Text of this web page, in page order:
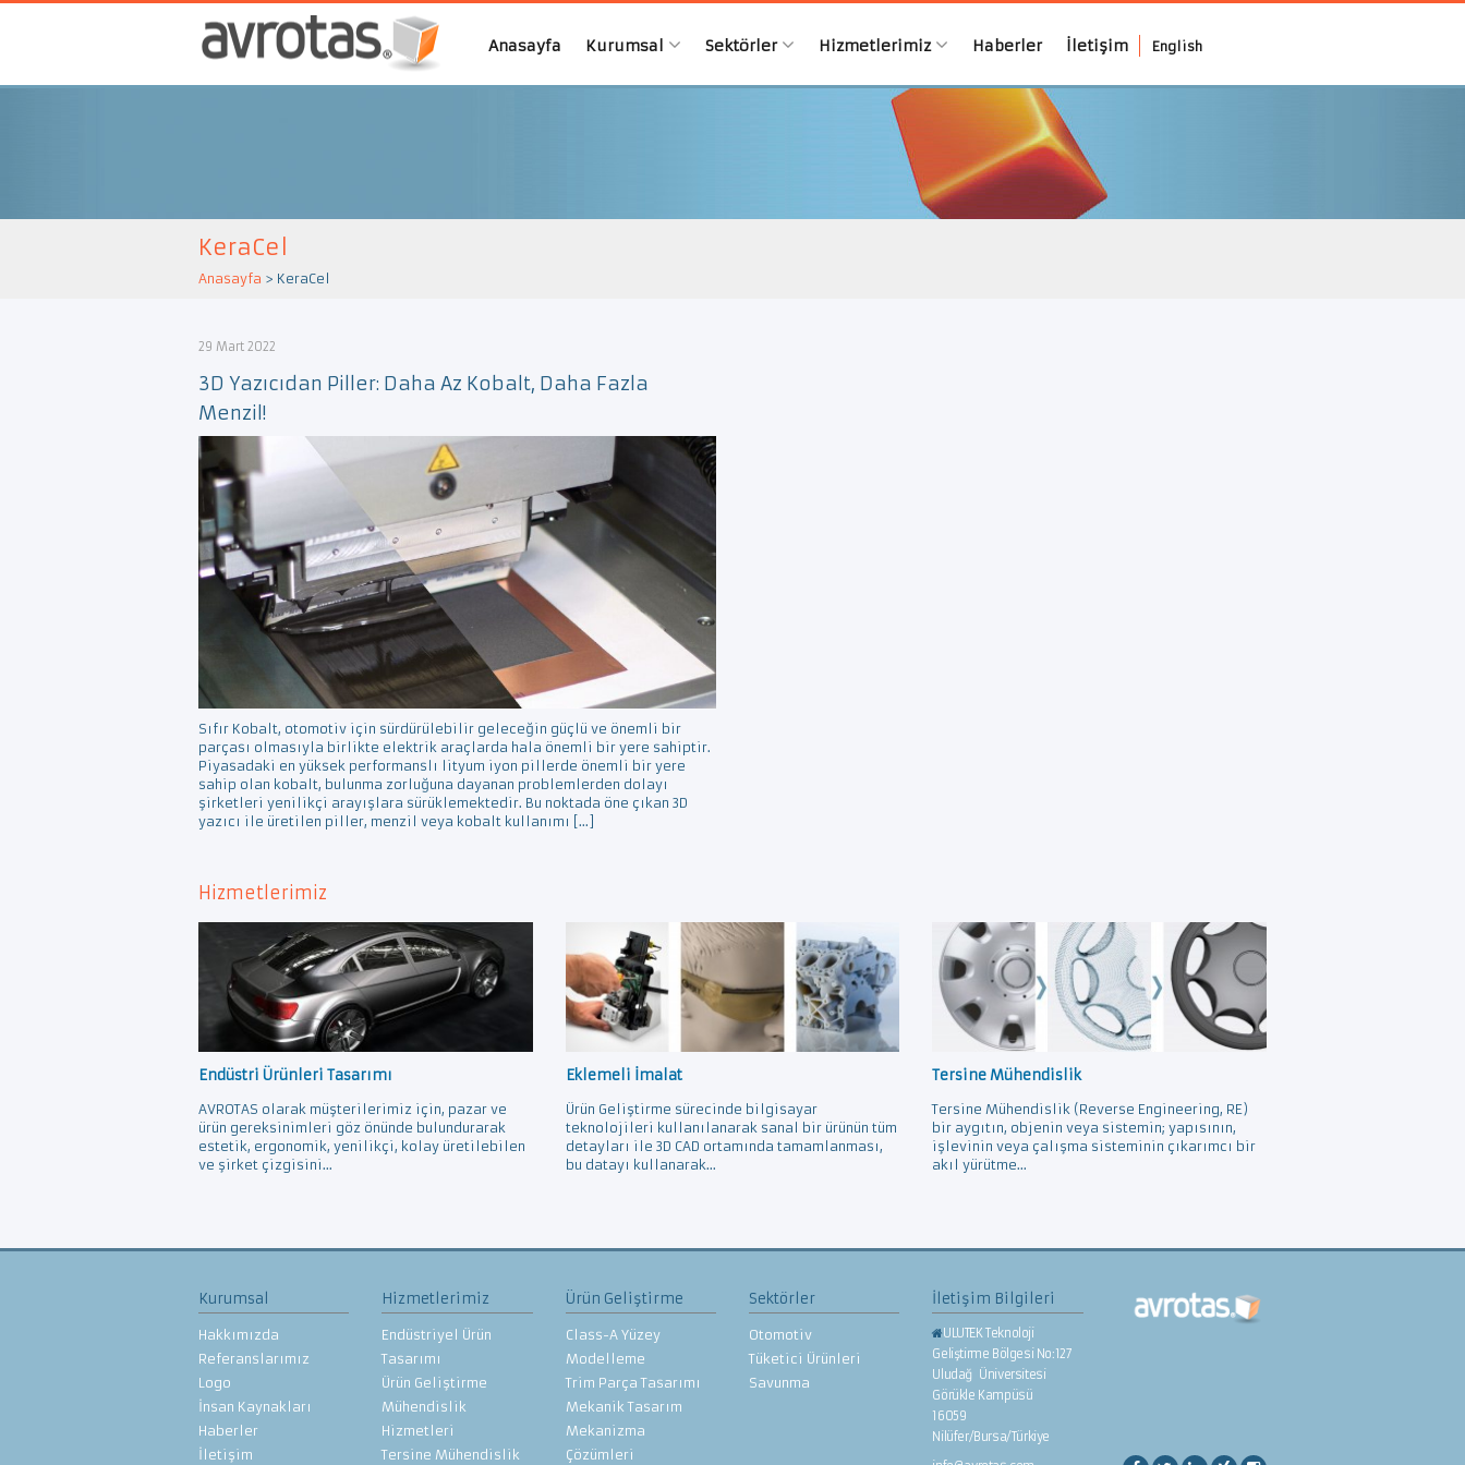
Anasayfa Kurumsal Sektörler Hizmetlerimiz Haberler İletişim English
KeraCel
Anasayfa > KeraCel
29 Mart 2022
3D Yazıcıdan Piller: Daha Az Kobalt, Daha Fazla
Menzil!
Sıfır Kobalt, otomotiv için sürdürülebilir geleceğin güçlü ve önemli bir
parçası olmasıyla birlikte elektrik araçlarda hala önemli bir yere sahiptir.
Piyasadaki en yüksek performanslı lityum iyon pillerde önemli bir yere
sahip olan kobalt, bulunma zorluğuna dayanan problemlerden dolayı
şirketleri yenilikçi arayışlara sürüklemektedir. Bu noktada öne çıkan 3D
yazıcı ile üretilen piller, menzil veya kobalt kullanımı […]
Hizmetlerimiz
Endüstri Ürünleri Tasarımı
AVROTAS olarak müşterilerimiz için, pazar ve
ürün gereksinimleri göz önünde bulundurarak
estetik, ergonomik, yenilikçi, kolay üretilebilen
ve şirket çizgisini...
Eklemeli İmalat
Ürün Geliştirme sürecinde bilgisayar
teknolojileri kullanılanarak sanal bir ürünün tüm
detayları ile 3D CAD ortamında tamamlanması,
bu datayı kullanarak...
Tersine Mühendislik
Tersine Mühendislik (Reverse Engineering, RE)
bir aygıtın, objenin veya sistemin; yapısının,
işlevinin veya çalışma sisteminin çıkarımcı bir
akıl yürütme...
Kurumsal
Hakkımızda
Referanslarımız
Logo
İnsan Kaynakları
Haberler
İletişim
Hizmetlerimiz
Endüstriyel Ürün
Tasarımı
Ürün Geliştirme
Mühendislik
Hizmetleri
Tersine Mühendislik
Ürün Geliştirme
Class-A Yüzey
Modelleme
Trim Parça Tasarımı
Mekanik Tasarım
Mekanizma
Çözümleri
Sektörler
Otomotiv
Tüketici Ürünleri
Savunma
İletişim Bilgileri
ULUTEK Teknoloji
Geliştirme Bölgesi No:127
Uludağ Üniversitesi
Görükle Kampüsü
16059
Nilüfer/Bursa/Türkiye